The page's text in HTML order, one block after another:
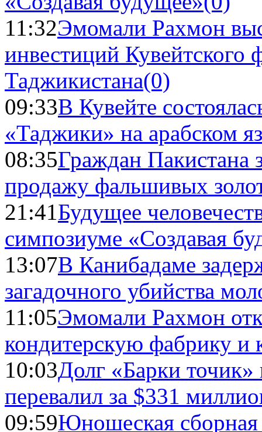
11:32Эмомали Рахмон
инвестиций Кувейтского
Таджикистана(0)
09:33В Кувейте
«Таджики» на арабском
08:35Граждан Пакистана
продажу фальшивых
21:41Будущее
симпозиуме «Создавая
13:07В Канибадаме
загадочного убийства
11:05Эмомали Рахмон
кондитерскую фабрику и
10:03Долг «Барки
перевалил за $331
09:59Юношеская